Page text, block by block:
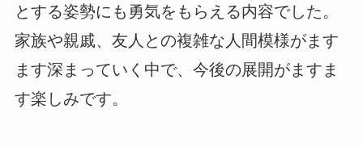
とする姿勢にも勇気をもらえる内容でした。
家族や親戚、友人との複雑な人間模様がます
ます深まっていく中で、今後の展開がますま
す楽しみです。